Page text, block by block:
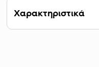
Χαρακτηριστικά